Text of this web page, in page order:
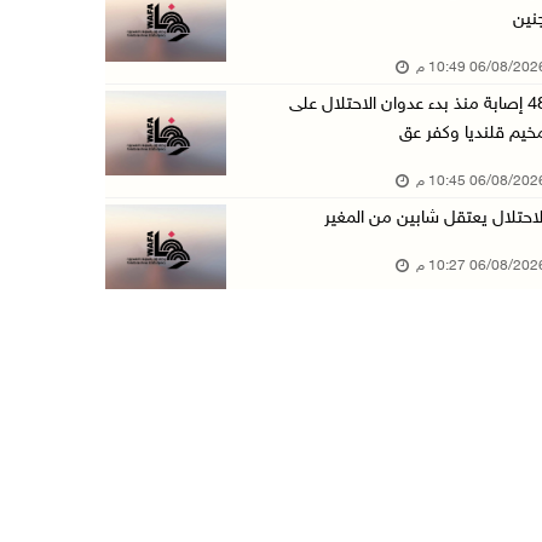
الاحتلال يخطر بإزالة أشجار زيتون والاستيلاء ع ...
رابطة العالم الإسلامي تدين تواصل انتهاكات الا ...
الاحتلال يدمّر بيت الزوجية قبل ساعات من الزفا ...
08/2026 10:49 م
48 إصابة منذ بدء عدوان الاحتلال على
قلنديا وكفر عق
08/2026 10:45 م
يعتقل شابين من المغير
08/2026 10:27 م